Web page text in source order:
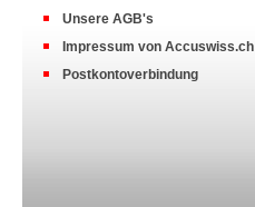
Unsere AGB's
Impressum von Accuswiss.ch
Postkontoverbindung